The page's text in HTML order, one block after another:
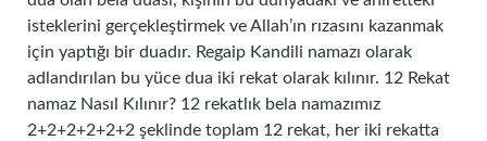
isteklerini gerçekleştirmek ve Allah’ın rızasını kazanmak
için yaptığı bir duadır. Regaip Kandili namazı olarak
adlandırılan bu yüce dua iki rekat olarak kılınır. 12 Rekat
namaz Nasıl Kılınır? 12 rekatlık bela namazımız
2+2+2+2+2+2 şeklinde toplam 12 rekat, her iki rekatta